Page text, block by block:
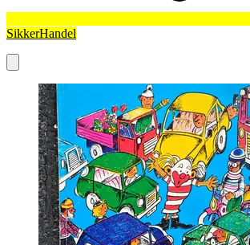
SikkerHandel